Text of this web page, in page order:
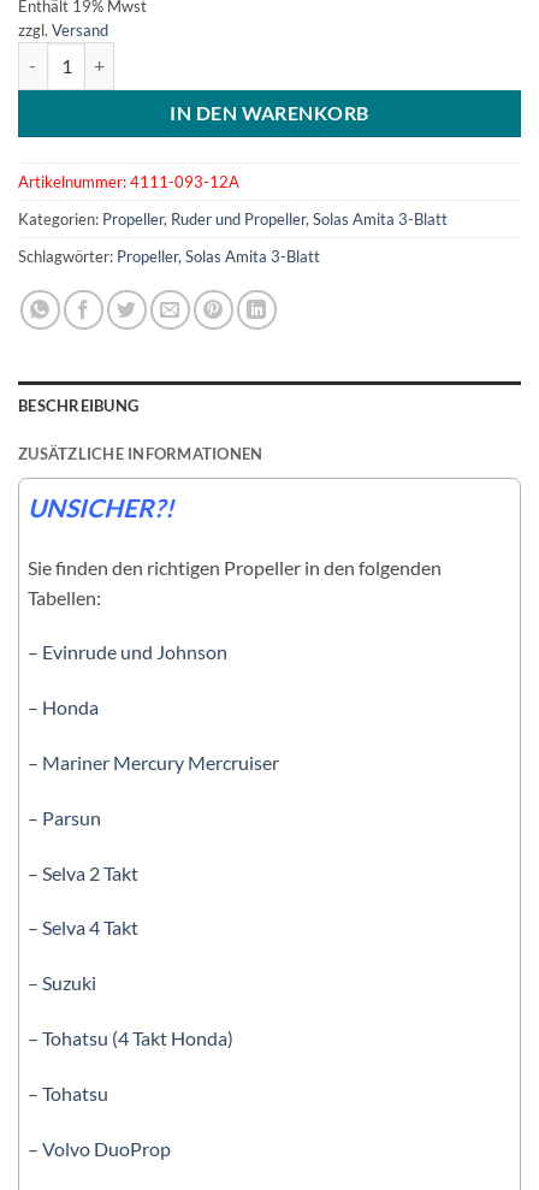
Enthält 19% Mwst
zzgl. Versand
IN DEN WARENKORB
Artikelnummer:4111-093-12A
Kategorien: Propeller, Ruder und Propeller, Solas Amita 3-Blatt
Schlagwörter: Propeller, Solas Amita 3-Blatt
BESCHREIBUNG
ZUSÄTZLICHE INFORMATIONEN
UNSICHER?!
Sie finden den richtigen Propeller in den folgenden
Tabellen:
– Evinrude und Johnson
– Honda
– Mariner Mercury Mercruiser
– Parsun
– Selva 2 Takt
– Selva 4 Takt
– Suzuki
– Tohatsu (4 Takt Honda)
– Tohatsu
– Volvo DuoProp